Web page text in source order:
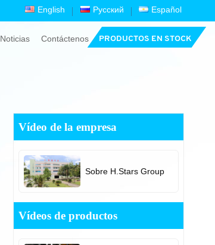
English Русский Español
Noticias Contáctenos PRODUCTOS EN STOCK
Vídeo de la empresa
Sobre H.Stars Group
Vídeos de productos